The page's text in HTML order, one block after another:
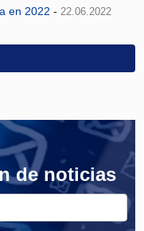
en 2022 - 22.06.2022
de noticias